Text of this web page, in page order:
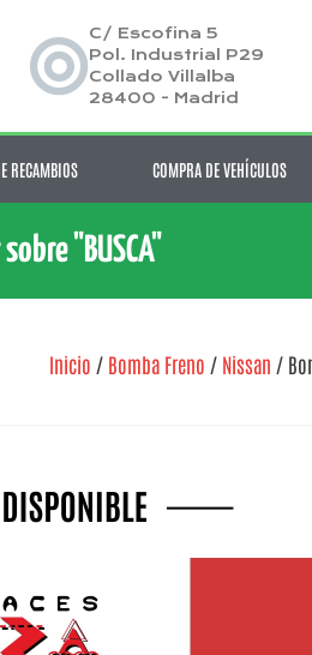
C/ Escofina 5
Pol. Industrial P29
Collado Villalba
28400 - Madrid
RECAMBIOS COMPRA DE VEHÍCULOS
"BUSCA"
Inicio / Bomba Freno / Nissan /